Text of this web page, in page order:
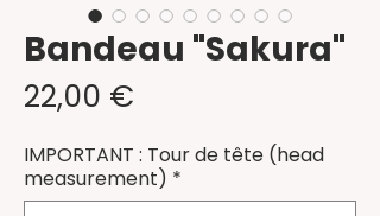
Bandeau "Sakura"
22,00 €
IMPORTANT : Tour de tête (head
measurement) *